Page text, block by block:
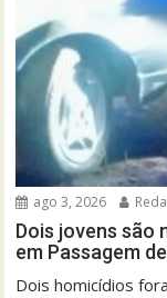
ago 3, 2026
Dois jovens são
em Passagem
Dois homicídios